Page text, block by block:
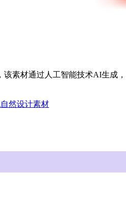
素材通过人工智能技术AI生成
自然设计素材